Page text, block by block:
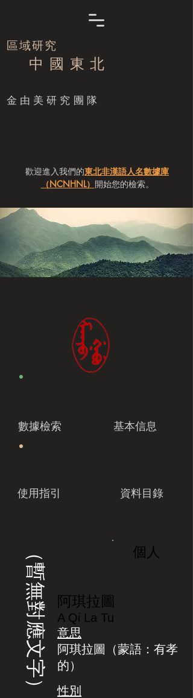
區域研究
中 國 東 北
​金由美研究團隊
歡迎進入我們的東北非漢語人名數據庫
（NCNHNL） 開始您的檢索。
數據檢索 基本信息
使用指引 資料目錄
（暫無對應文字） 個人
阿琪拉圖
A Qi La Tu
意思
阿琪拉圖（蒙語：有孝
的）
性別